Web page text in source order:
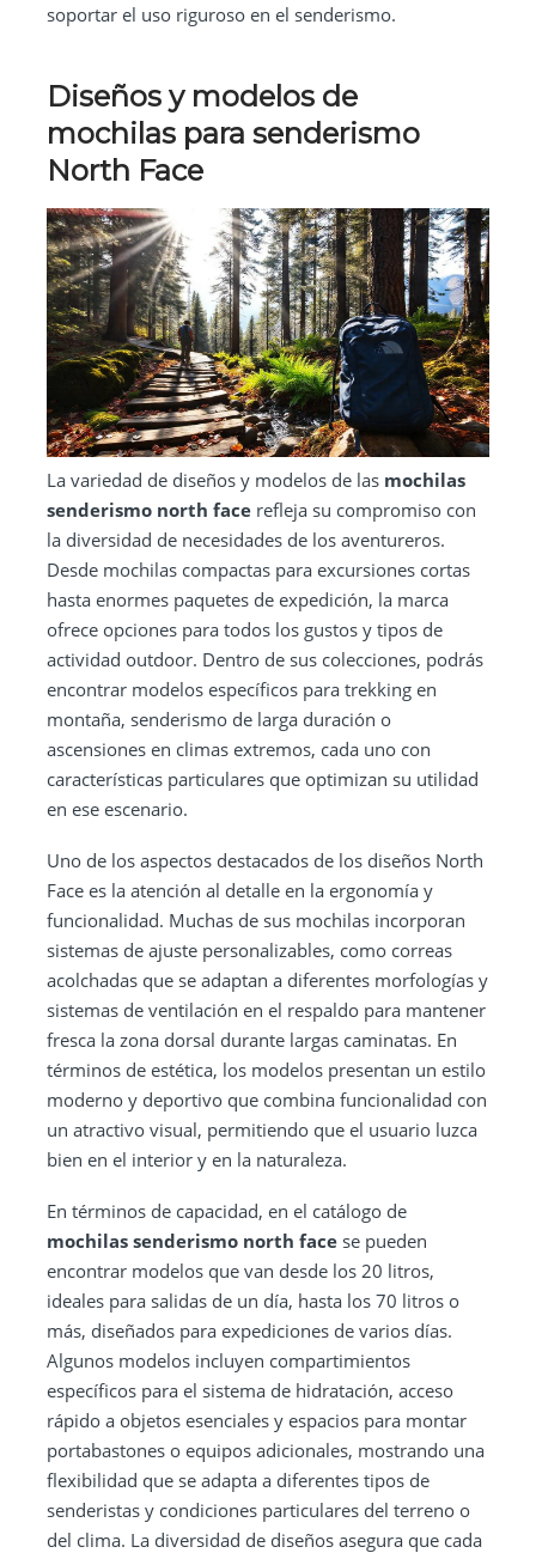
soportar el uso riguroso en el senderismo.
Diseños y modelos de
mochilas para senderismo
North Face
La variedad de diseños y modelos de las mochilas
senderismo north facerefleja su compromiso con
la diversidad de necesidades de los aventureros.
Desde mochilas compactas para excursiones cortas
hasta enormes paquetes de expedición, la marca
ofrece opciones para todos los gustos y tipos de
actividad outdoor. Dentro de sus colecciones, podrás
encontrar modelos específicos para trekking en
montaña, senderismo de larga duración o
ascensiones en climas extremos, cada uno con
características particulares que optimizan su utilidad
en ese escenario.
Uno de los aspectos destacados de los diseños North
Face es la atención al detalle en la ergonomía y
funcionalidad. Muchas de sus mochilas incorporan
sistemas de ajuste personalizables, como correas
acolchadas que se adaptan a diferentes morfologías y
sistemas de ventilación en el respaldo para mantener
fresca la zona dorsal durante largas caminatas. En
términos de estética, los modelos presentan un estilo
moderno y deportivo que combina funcionalidad con
un atractivo visual, permitiendo que el usuario luzca
bien en el interior y en la naturaleza.
En términos de capacidad, en el catálogo de
mochilas senderismo north facese pueden
encontrar modelos que van desde los 20 litros,
ideales para salidas de un día, hasta los 70 litros o
más, diseñados para expediciones de varios días.
Algunos modelos incluyen compartimientos
específicos para el sistema de hidratación, acceso
rápido a objetos esenciales y espacios para montar
portabastones o equipos adicionales, mostrando una
flexibilidad que se adapta a diferentes tipos de
senderistas y condiciones particulares del terreno o
del clima. La diversidad de diseños asegura que cada